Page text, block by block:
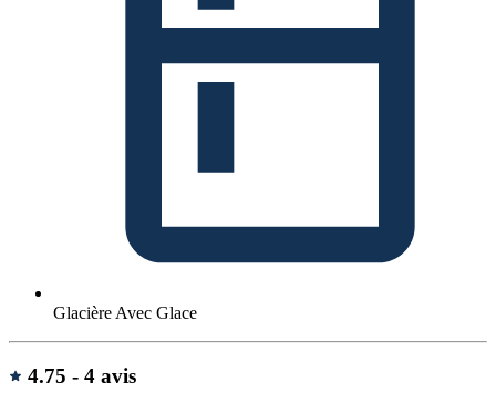
Glacière Avec Glace
Avis
4.75 - 4 avis